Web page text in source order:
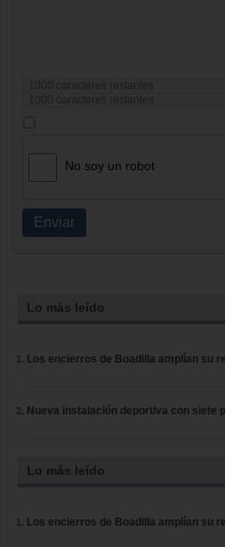
caracteres restantes
caracteres restantes
No soy un robot
Enviar
Lo más leído
Los encierros de Boadilla amplían su
Nueva instalación deportiva con siete
Lo más leído
Los encierros de Boadilla amplían su